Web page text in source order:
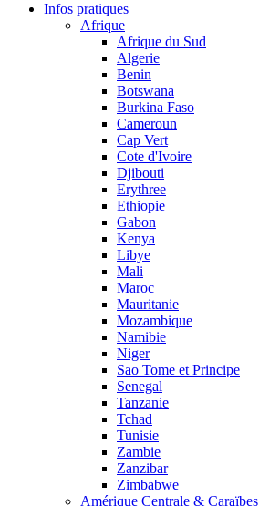
Infos pratiques
Afrique
Afrique du Sud
Algerie
Benin
Botswana
Burkina Faso
Cameroun
Cap Vert
Cote d'Ivoire
Djibouti
Erythree
Ethiopie
Gabon
Kenya
Libye
Mali
Maroc
Mauritanie
Mozambique
Namibie
Niger
Sao Tome et Principe
Senegal
Tanzanie
Tchad
Tunisie
Zambie
Zanzibar
Zimbabwe
Amérique Centrale & Caraïbes